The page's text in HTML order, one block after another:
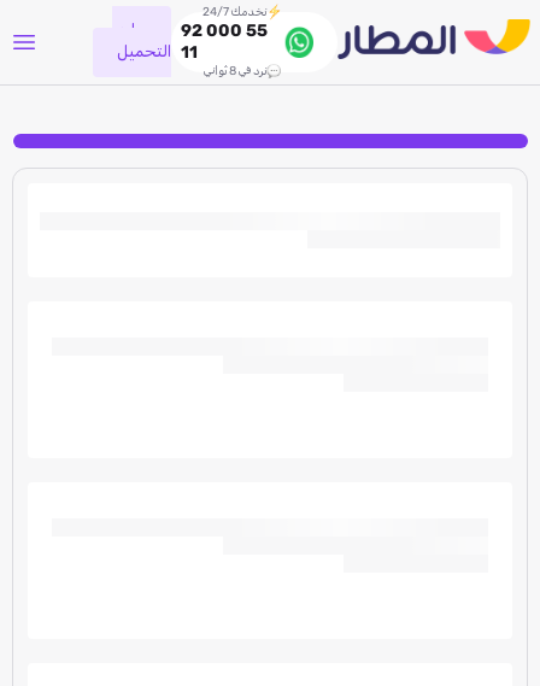
نخدمك 24/7
92 000 55
11
نرد في 8 ثواني
جاري
التحميل